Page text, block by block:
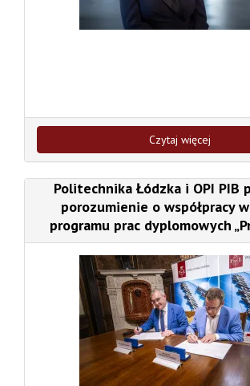
Czytaj więcej
Politechnika Łódzka i OPI PIB
porozumienie o współpracy
programu prac dyplomowych